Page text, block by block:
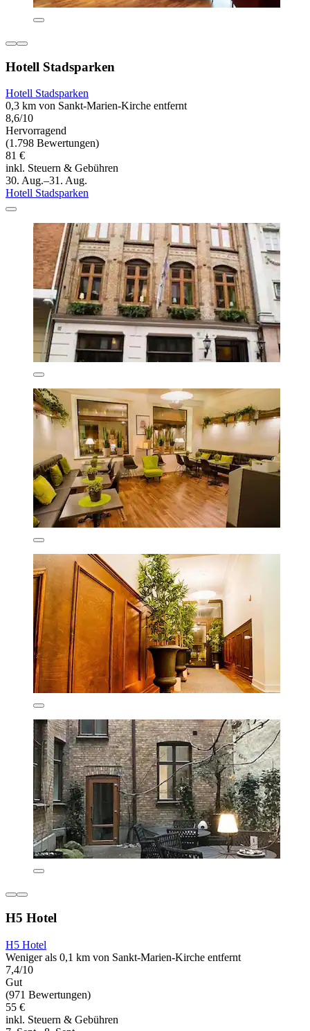
Hotell Stadsparken
Hotell Stadsparken
0,3 km von Sankt-Marien-Kirche entfernt
8,6/10
Hervorragend
(1.798 Bewertungen)
81 €
inkl. Steuern & Gebühren
30. Aug.–31. Aug.
Hotell Stadsparken
H5 Hotel
H5 Hotel
Weniger als 0,1 km von Sankt-Marien-Kirche entfernt
7,4/10
Gut
(971 Bewertungen)
55 €
inkl. Steuern & Gebühren